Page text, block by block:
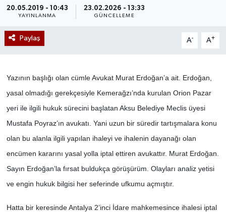
20.05.2019 - 10:43
YAYINLANMA
23.02.2026 - 13:33
GÜNCELLEME
Paylaş A- A+
Yazının başlığı olan cümle Avukat Murat Erdoğan’a ait. Erdoğan,
yasal olmadığı gerekçesiyle Kemerağzı’nda kurulan Orion Pazar
yeri ile ilgili hukuk sürecini başlatan Aksu Belediye Meclis üyesi
Mustafa Poyraz’ın avukatı. Yani uzun bir süredir tartışmalara konu
olan bu alanla ilgili yapılan ihaleyi ve ihalenin dayanağı olan
encümen kararını yasal yolla iptal ettiren avukattır. Murat Erdoğan.
Sayın Erdoğan’la fırsat buldukça görüşürüm. Olayları analiz yetisi
ve engin hukuk bilgisi her seferinde ufkumu açmıştır.
Hatta bir keresinde Antalya 2’inci İdare mahkemesince ihalesi iptal